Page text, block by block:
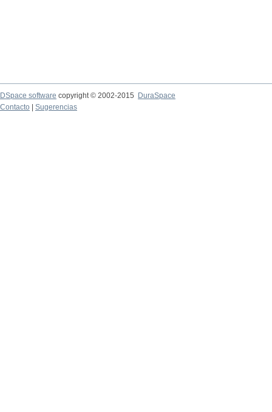
DSpace software copyright © 2002-2015
DuraSpace
Contacto
Sugerencias